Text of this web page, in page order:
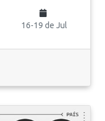
16-19 de Jul